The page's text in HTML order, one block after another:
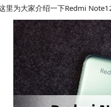
里为大家介绍一下Redmi